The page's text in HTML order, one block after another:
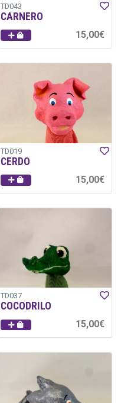
TD043
CARNERO
15,00€
TD019
CERDO
15,00€
TD037
COCODRILO
15,00€